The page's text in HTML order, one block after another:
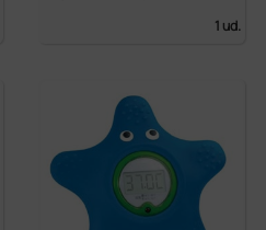
1 ud.